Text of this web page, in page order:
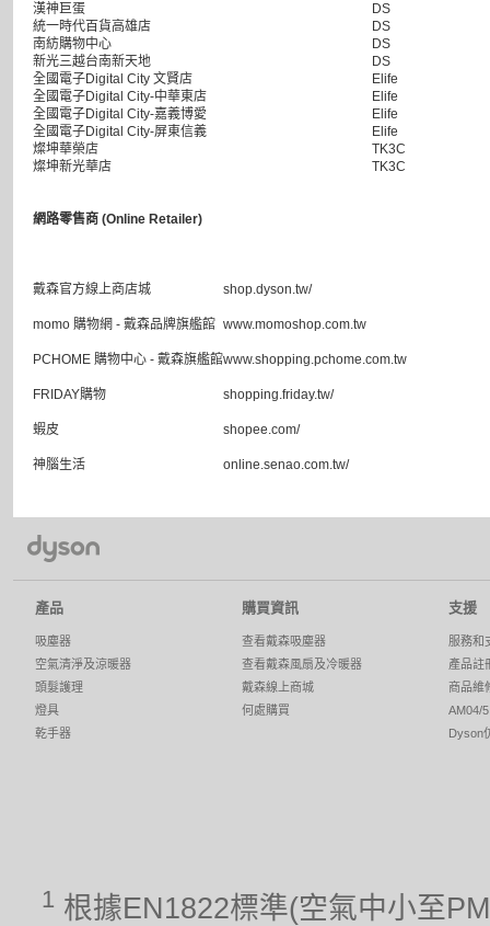
漢神巨蛋
DS
統一時代百貨高雄店
DS
南紡購物中心
DS
新光三越台南新天地
DS
全國電子Digital City 文賢店
Elife
全國電子Digital City-中華東店
Elife
全國電子Digital City-嘉義博愛
Elife
全國電子Digital City-屏東信義
Elife
燦坤華榮店
TK3C
燦坤新光華店
TK3C
網路零售商 (Online Retailer)
戴森官方線上商店城 shop.dyson.tw/
momo 購物網 - 戴森品牌旗艦館 www.momoshop.com.tw
PCHOME 購物中心 - 戴森旗艦館www.shopping.pchome.com.tw
FRIDAY購物 shopping.friday.tw/
蝦皮 shopee.com/
神腦生活 online.senao.com.tw/
產品
吸塵器
空氣清淨及涼暖器
頭髮護理
燈具
乾手器
購買資訊
查看戴森吸塵器
查看戴森風扇及冷暖器
戴森線上商城
何處購買
支援
服務和
產品註
商品維
AM04/
Dyson
1 根據EN1822標準(空氣中小至